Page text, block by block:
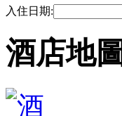
入住日期:
酒店地圖